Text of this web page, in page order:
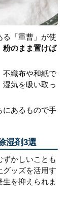
る「重曹」が使
粉のまま置けば
不織布や和紙で
気を吸い取っ
にあるもので手
湿剤3選
ずかしいことも
グッズを活用す
を抑えられま